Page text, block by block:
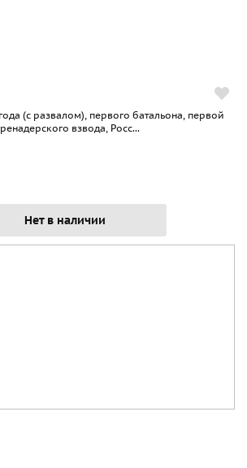
(с развалом), первого батальона, первой
взвода, Росс...
Нет в наличии